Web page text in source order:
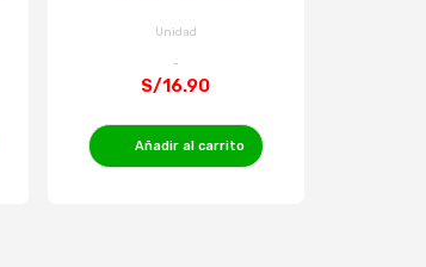
Unidad
S/16.90
Añadir al carrito